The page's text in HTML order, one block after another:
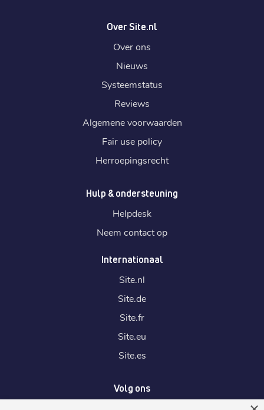
Over Site.nl
Over ons
Nieuws
Systeemstatus
Reviews
Algemene voorwaarden
Fair use policy
Herroepingsrecht
Hulp & ondersteuning
Helpdesk
Neem contact op
Internationaal
Site.nl
Site.de
Site.fr
Site.eu
Site.es
Volg ons